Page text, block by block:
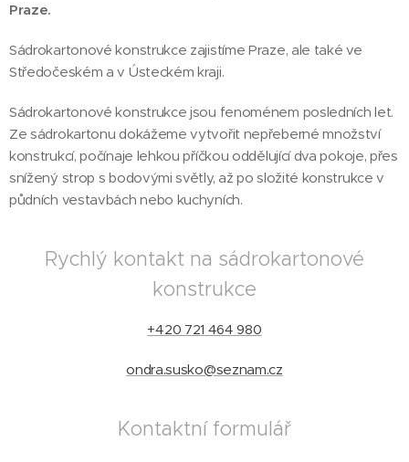
Praze.
Sádrokartonové konstrukce zajistíme Praze, ale také ve
Středočeském a v Ústeckém kraji.
Sádrokartonové konstrukce jsou fenoménem posledních let.
Ze sádrokartonu dokážeme vytvořit nepřeberné množství
konstrukcí, počínaje lehkou příčkou oddělující dva pokoje, přes
snížený strop s bodovými světly, až po složité konstrukce v
půdních vestavbách nebo kuchyních.
Rychlý kontakt na sádrokartonové
konstrukce
+420 721 464 980
ondra.susko@seznam.cz
Kontaktní formulář